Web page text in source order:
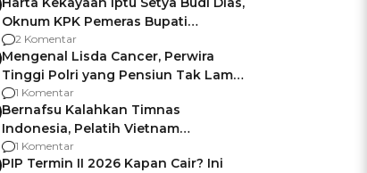
Oknum KPK Pemeras Bupati
Pemalang
2 Komentar
Mengenal Lisda Cancer, Perwira
Tinggi Polri yang Pensiun Tak Lama
Usai Jadi Brigjen
1 Komentar
Bernafsu Kalahkan Timnas
Indonesia, Pelatih Vietnam
Berencana Pakai Jimat di Pakansari
1 Komentar
PIP Termin II 2026 Kapan Cair? Ini